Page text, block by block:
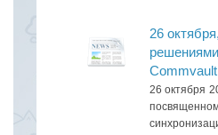
26
26 октября